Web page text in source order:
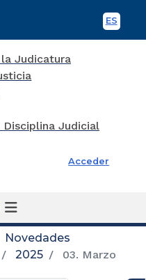
ES
Acceder
Novedades
2025 03. Marzo